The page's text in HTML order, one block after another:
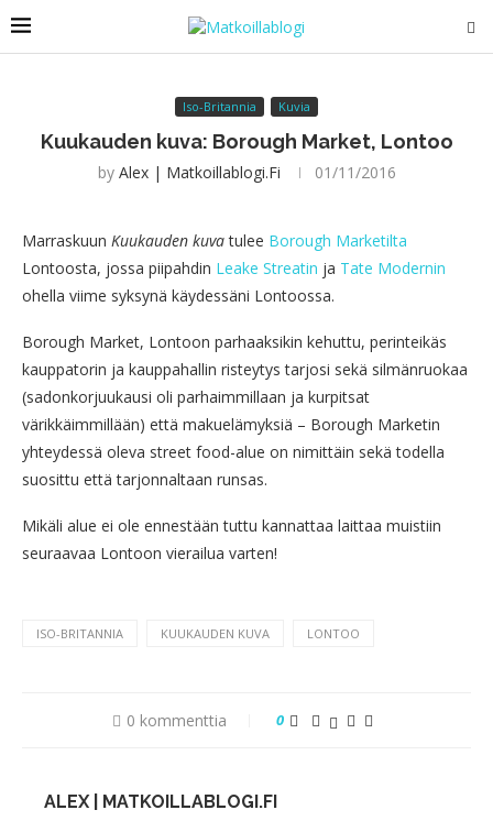
Iso-Britannia Kuvia
Kuukauden kuva: Borough Market, Lontoo
by Alex | Matkoillablogi.fi 01/11/2016
Marraskuun Kuukauden kuvatulee Borough Marketilta
Lontoosta, jossa piipahdin Leake Streatin ja Tate Modernin
ohella viime syksynä käydessäni Lontoossa.
Borough Market, Lontoon parhaaksikin kehuttu, perinteikäs
kauppatorin ja kauppahallin risteytys tarjosi sekä silmänruokaa
(sadonkorjuukausi oli parhaimmillaan ja kurpitsat
värikkäimmillään) että makuelämyksiä – Borough Marketin
yhteydessä oleva street food-alue on nimittäin sekä todella
suosittu että tarjonnaltaan runsas.
Mikäli alue ei ole ennestään tuttu kannattaa laittaa muistiin
seuraavaa Lontoon vierailua varten!
ISO-BRITANNIA KUUKAUDEN KUVA LONTOO
0 kommenttia 0
ALEX | MATKOILLABLOGI.FI